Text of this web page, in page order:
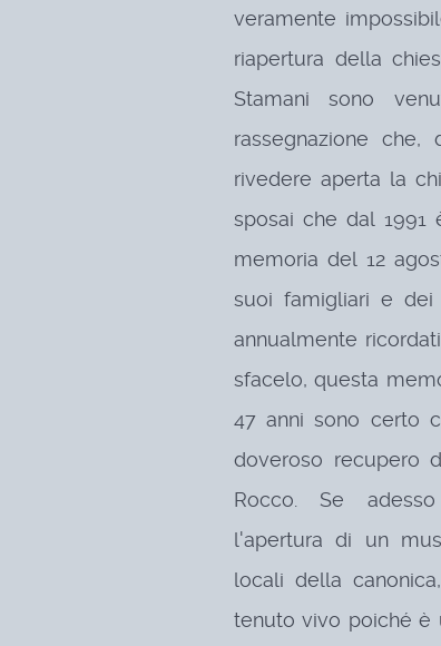
veramente
riapertura della
Stamani sono
rassegnazione
rivedere aperta la
sposai che dal
memoria del 12
suoi famigliari e
annualmente
sfacelo, questa
47 anni sono certo
doveroso recupero
Rocco. Se
l'apertura di un
locali della
tenuto vivo poiché è